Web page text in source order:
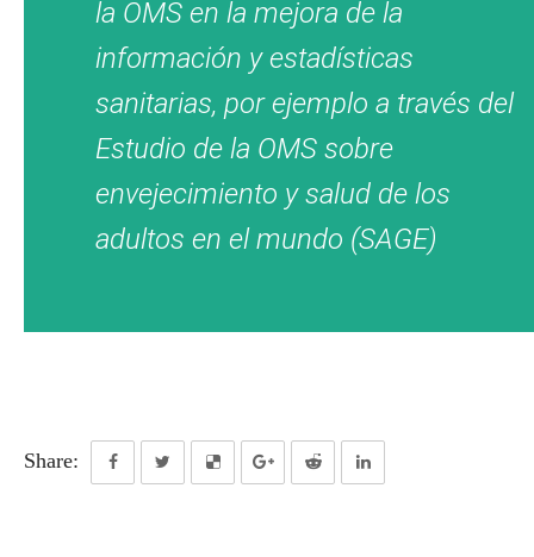
la OMS en la mejora de la
información y estadísticas
sanitarias, por ejemplo a través del
Estudio de la OMS sobre
envejecimiento y salud de los
adultos en el mundo (SAGE)
Share: